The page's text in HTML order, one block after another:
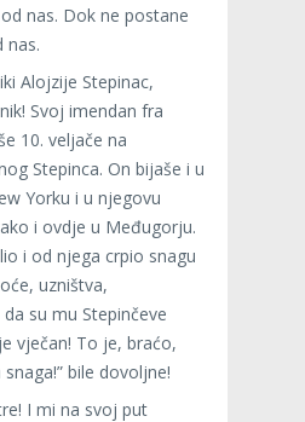
nas. Dok ne postane
nas.
Alojzije Stepinac,
Svoj imendan fra
10. veljače na
Stepinca. On bijaše i u
Yorku i u njegovu
i ovdje u Međugorju.
i od njega crpio snagu
uzništva,
su mu Stepinčeve
vječan! To je, braćo,
bile dovoljne!
I mi na svoj put